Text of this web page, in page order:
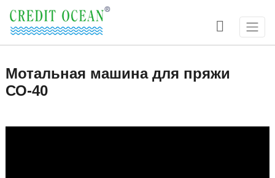

Мотальная машина для пряжи
СО-40